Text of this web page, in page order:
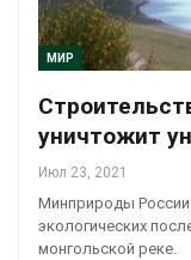
МИР
уничтожит
Июл 23, 2021
Минприроды России
экологических
монгольской реке.